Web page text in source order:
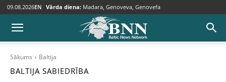
09.08.2026EN Vārda diena: Madara, Genoveva, Genovefa
Sākums Baltija
BALTIJA SABIEDRĪBA